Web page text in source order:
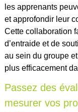
les apprenants
et approfondir leur
Cette collaboration
d’entraide et de
au sein du groupe
plus efficacement
Passez des
mesurer vos